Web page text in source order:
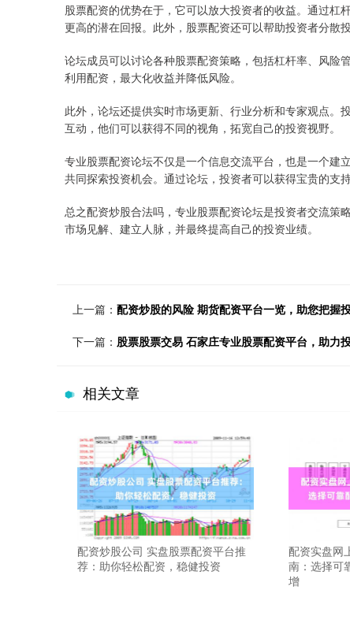
股票配资的优势在于，它可以放大投资者的收益。通过
更高的潜在回报。此外，股票配资还可以帮助投资者分散
论坛成员可以讨论各种股票配资策略，包括杠杆率、风险
利用配资，最大化收益并降低风险。
此外，论坛还提供实时市场更新、行业分析和专家观点
互动，他们可以获得不同的视角，拓宽自己的投资视野。
专业股票配资论坛不仅是一个信息交流平台，也是一个建
共同探索投资机会。通过论坛，投资者可以获得宝贵的支
总之配资炒股合法吗，专业股票配资论坛是投资者交流
市场见解、建立人脉，并最终提高自己的投资业绩。
上一篇： 配资炒股的风险 期货配资平台一览，助您把握
下一篇： 股票股票交易 石家庄专业股票配资平台，助力
相关文章
配资炒股公司 实盘股票配资平台推
荐：助你轻松配资，稳健投资
配资实盘网
南：选择可
增